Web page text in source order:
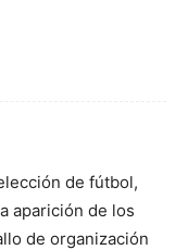
de fútbol,
aparición de los
de organización